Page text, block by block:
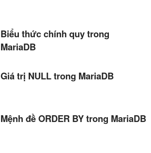
Biểu thức chính quy trong
MariaDB
Giá trị NULL trong MariaDB
Mệnh đề ORDER BY trong MariaDB